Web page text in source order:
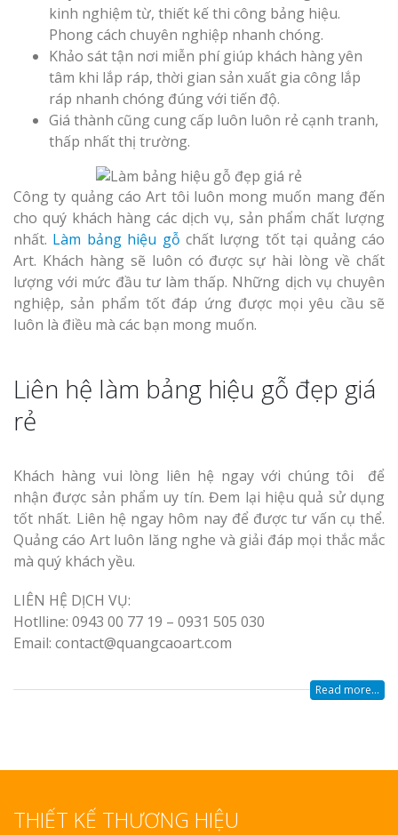
kinh nghiệm từ, thiết kế thi công bảng hiệu.
Phong cách chuyên nghiệp nhanh chóng.
Khảo sát tận nơi miễn phí giúp khách hàng yên
tâm khi lắp ráp, thời gian sản xuất gia công lắp
ráp nhanh chóng đúng với tiến độ.
Giá thành cũng cung cấp luôn luôn rẻ cạnh tranh,
thấp nhất thị trường.
Công ty quảng cáo Art tôi luôn mong muốn mang đến
cho quý khách hàng các dịch vụ, sản phẩm chất lượng
nhất. Làm bảng hiệu gỗ chất lượng tốt tại quảng cáo
Art. Khách hàng sẽ luôn có được sự hài lòng về chất
lượng với mức đầu tư làm thấp. Những dịch vụ chuyên
nghiệp, sản phẩm tốt đáp ứng được mọi yêu cầu sẽ
luôn là điều mà các bạn mong muốn.
Liên hệ làm bảng hiệu gỗ đẹp giá
rẻ
Khách hàng vui lòng liên hệ ngay với chúng tôi để
nhận được sản phẩm uy tín. Đem lại hiệu quả sử dụng
tốt nhất. Liên hệ ngay hôm nay để được tư vấn cụ thể.
Quảng cáo Art luôn lăng nghe và giải đáp mọi thắc mắc
mà quý khách yều.
LIÊN HỆ DỊCH VỤ:
Hotlline: 0943 00 77 19 – 0931 505 030
Email: contact@quangcaoart.com
Read more...
THIẾT KẾ THƯƠNG HIỆU